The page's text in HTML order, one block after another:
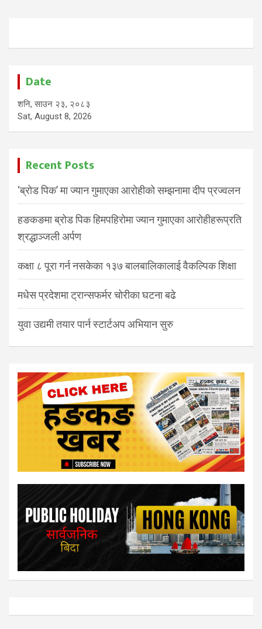
Date
शनि, साउन २३, २०८३
Sat, August 8, 2026
Recent Posts
‘ब्रोड पिक’ मा ज्यान गुमाएका आरोहीको सम्झनामा दीप प्रज्वलन
हङकङमा ब्रोड पिक हिमपहिरोमा ज्यान गुमाएका आरोहीहरूप्रति
श्रद्धाञ्जली अर्पण
कक्षा ८ पूरा गर्न नसकेका १३७ बालबालिकालाई वैकल्पिक शिक्षा
मधेस प्रदेशमा ट्रान्सफर्मर चोरीका घटना बढे
युवा उद्यमी तयार पार्न स्टार्टअप अभियान सुरु